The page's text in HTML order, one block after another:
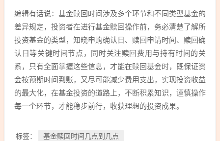
编辑有话说：基金赎回时间涉及多个环节和不同类型基金的
差异规定，投资者在进行基金赎回操作前，务必清楚了解所
投资基金的类型，知晓申购确认日、赎回申请时间、赎回确
认日等关键时间节点，同时关注赎回费用与持有时间的关
系，只有全面掌握这些信息，才能在赎回基金时，既保证资
金按预期时间到账，又尽可能减少费用支出，实现投资收益
的最大化，在基金投资的道路上，不断积累知识，谨慎操作
每一个环节，才能稳步前行，收获理想的投资成果。
标签： 基金赎回时间几点到几点